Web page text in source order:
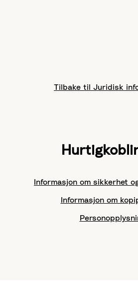
Tilbake til Juridisk
Informasjon om sikkerhet
Informasjon om